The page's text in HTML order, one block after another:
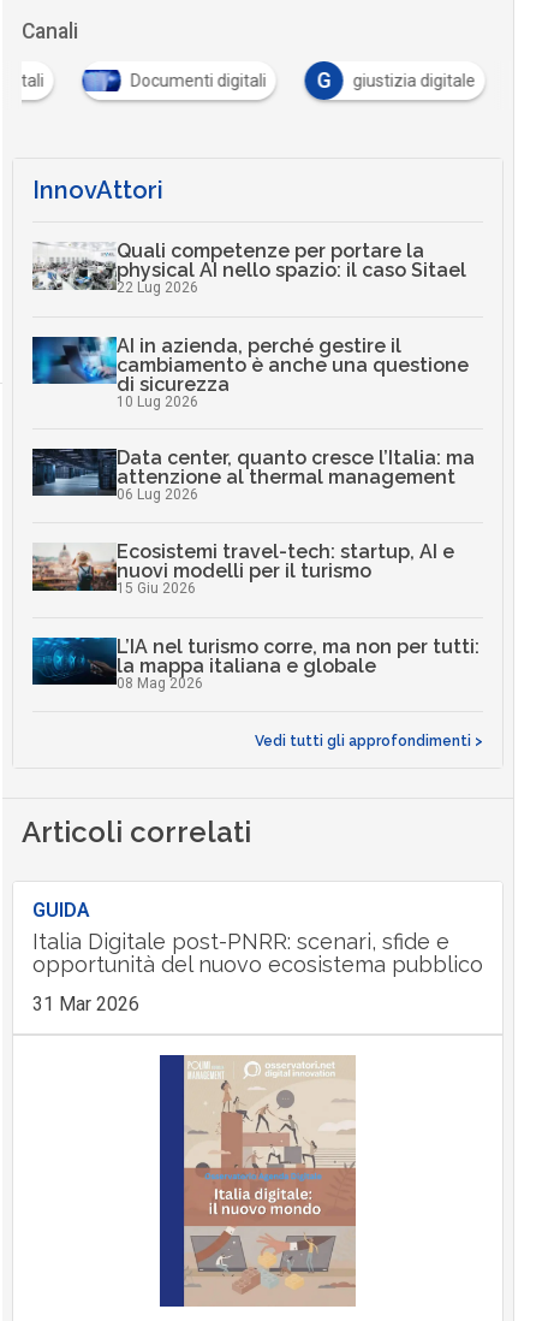
Canali
Documenti digitali G giustizia digitale
InnovAttori
Quali competenze per portare la
physical AI nello spazio: il caso Sitael
22 Lug 2026
AI in azienda, perché gestire il
cambiamento è anche una questione
di sicurezza
10 Lug 2026
Data center, quanto cresce l’Italia: ma
attenzione al thermal management
06 Lug 2026
Ecosistemi travel-tech: startup, AI e
nuovi modelli per il turismo
15 Giu 2026
L’IA nel turismo corre, ma non per tutti:
la mappa italiana e globale
08 Mag 2026
Vedi tutti gli approfondimenti >
Articoli correlati
GUIDA
Italia Digitale post-PNRR: scenari, sfide e
opportunità del nuovo ecosistema pubblico
31 Mar 2026